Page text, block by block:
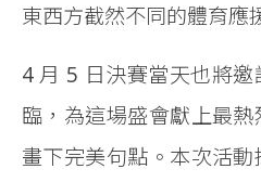
東西方截然不同的體育應
4 月 5 日決賽當天也將
臨，為這場盛會獻上最
畫下完美句點。本次活